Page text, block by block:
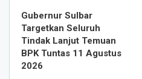
Gubernur Sulbar
Targetkan Seluruh
Tindak Lanjut Temuan
BPK Tuntas 11 Agustus
2026